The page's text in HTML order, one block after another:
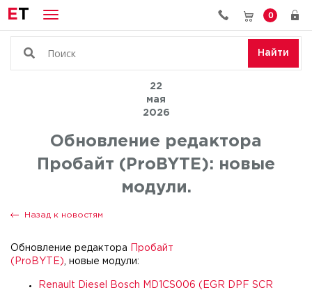
ET 0
Найти
22
мая
2026
Обновление редактора
Пробайт (ProBYTE): новые
модули.
Назад к новостям
Обновление редактора
Пробайт
(ProBYTE) , новые модули:
Renault Diesel Bosch MD1CS006 (EGR DPF SCR